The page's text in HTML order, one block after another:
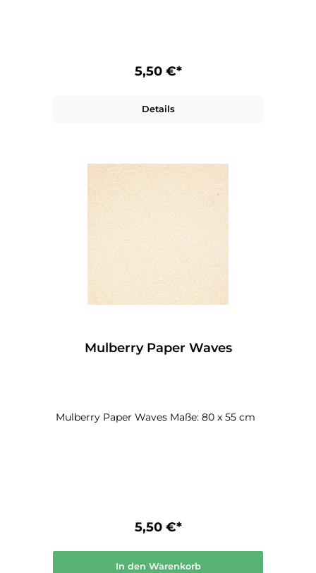
5,50 €*
Details
Mulberry Paper Waves
5,50 €*
In den Warenkorb